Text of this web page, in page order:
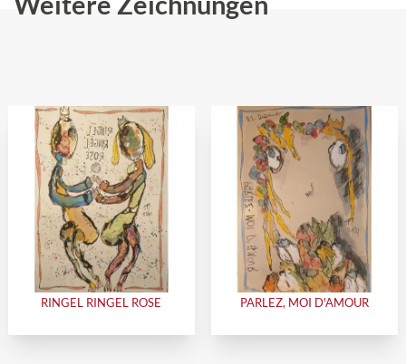
RINGEL RINGEL ROSE PARLEZ, MOI D'AMOUR